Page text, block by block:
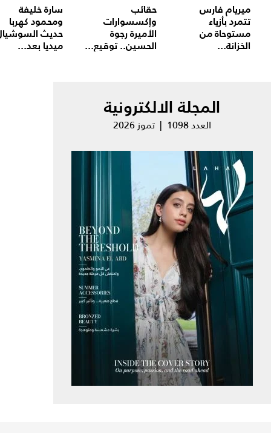
ميريام فارس
تتمرد بأزياء
مستوحاة من
الخزانة...
حقائب
وإكسسوارات
الأميرة رجوة
الحسين.. توقيع...
سارة خليفة
ومحمود كهربا
حديث
ميديا بعد...
المجلة الالكترونية
العدد 1098 | تموز 2026